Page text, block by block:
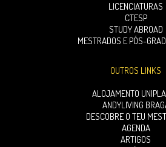
LICENCIATURAS
CTESP
STUDY ABROAD
MESTRADOS E PÓS-
OUTROS LINKS
ALOJAMENTO
ANDYLIVING
DESCOBRE O TEU
AGENDA
ARTIGOS